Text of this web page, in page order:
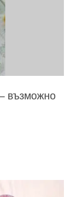
възможно